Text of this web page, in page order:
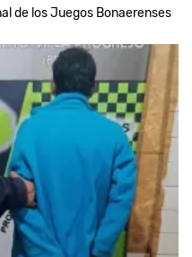
de los Juegos Bonaerenses